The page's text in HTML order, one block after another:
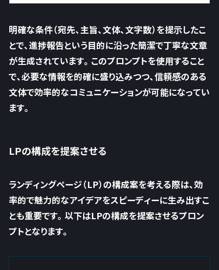
明確な条件（宛先、主旨、文体、文字数）を提示したこ
とで、進捗報告という目的に沿った簡潔で丁寧な文章
が生成されています。このプロンプトを使用すること
で、必要な情報を的確に盛り込みつつ、信頼感のある
文体で効率的なコミュニケーションが可能になってい
ます。
LPの構成を提案させる
ランディングページ（LP）の構成案を考える際は、効
率的で魅力的なアイデアをスピーディーに生み出すこ
とも重要です。以下はLPの構成を提案させるプロン
プトとなります。